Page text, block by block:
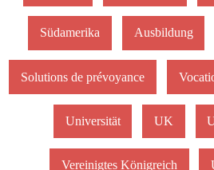
Südamerika Ausbildung
Solutions de prévoyance
Universität UK
Vereinigtes Königreich